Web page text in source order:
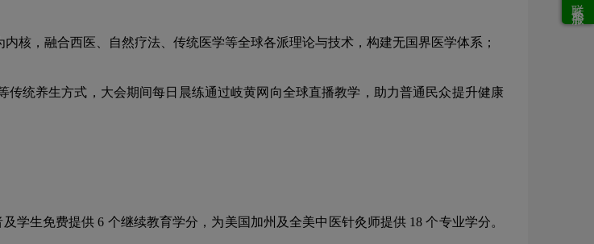
核，融合西医、自然疗法、传统医学等全球各派理论与技术，构建无国界医学体系；
统养生方式，大会期间每日晨练通过岐黄网向全球直播教学，助力普通民众提升健康
学生免费提供 6 个继续教育学分，为美国加州及全美中医针灸师提供 18 个专业学分。